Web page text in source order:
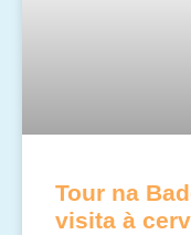
Tour na
visita à